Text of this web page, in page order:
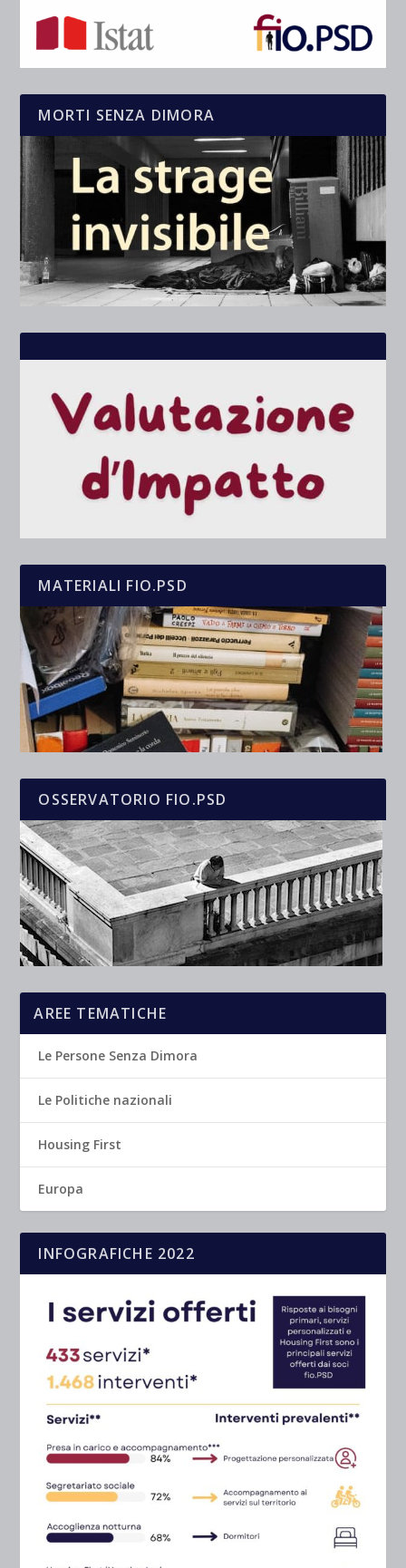
MORTI SENZA DIMORA
MATERIALI FIO.PSD
OSSERVATORIO FIO.PSD
AREE TEMATICHE
Le Persone Senza Dimora
Le Politiche nazionali
Housing First
Europa
INFOGRAFICHE 2022